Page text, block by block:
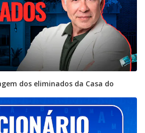
dos eliminados da Casa do